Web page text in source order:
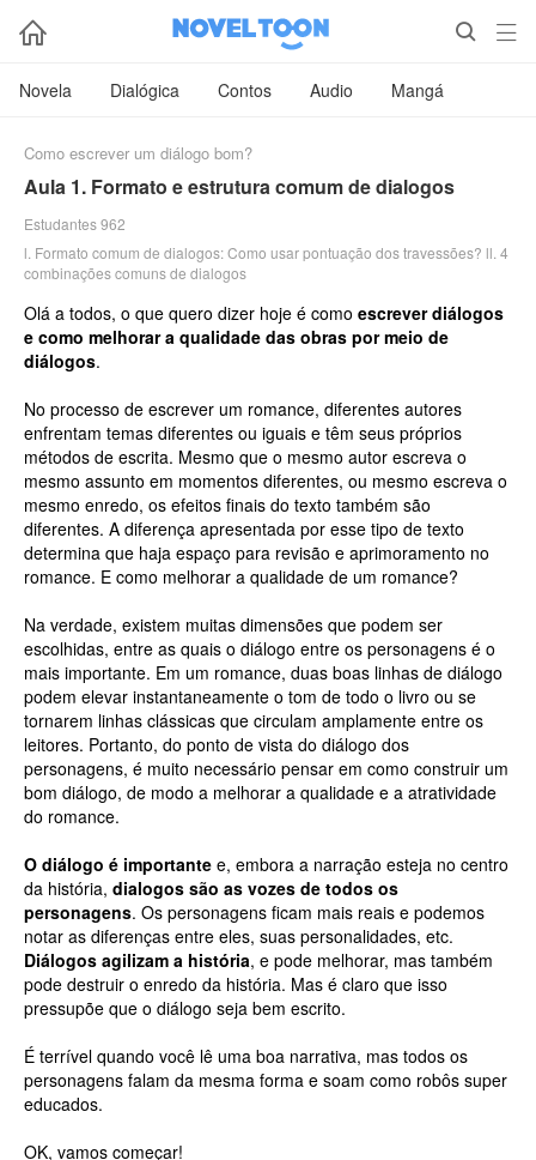
  
Novela Dialógica Contos Audio Mangá
Como escrever um diálogo bom?
Aula 1. Formato e estrutura comum de dialogos
Estudantes 962
l. Formato comum de dialogos: Como usar pontuação dos travessões? ll. 4
combinações comuns de dialogos
Olá a todos, o que quero dizer hoje é como escrever diálogos
e como melhorar a qualidade das obras por meio de
diálogos.
No processo de escrever um romance, diferentes autores
enfrentam temas diferentes ou iguais e têm seus próprios
métodos de escrita. Mesmo que o mesmo autor escreva o
mesmo assunto em momentos diferentes, ou mesmo escreva o
mesmo enredo, os efeitos finais do texto também são
diferentes. A diferença apresentada por esse tipo de texto
determina que haja espaço para revisão e aprimoramento no
romance. E como melhorar a qualidade de um romance?
Na verdade, existem muitas dimensões que podem ser
escolhidas, entre as quais o diálogo entre os personagens é o
mais importante. Em um romance, duas boas linhas de diálogo
podem elevar instantaneamente o tom de todo o livro ou se
tornarem linhas clássicas que circulam amplamente entre os
leitores. Portanto, do ponto de vista do diálogo dos
personagens, é muito necessário pensar em como construir um
bom diálogo, de modo a melhorar a qualidade e a atratividade
do romance.
O diálogo é importante e, embora a narração esteja no centro
da história, dialogos são as vozes de todos os
personagens. Os personagens ficam mais reais e podemos
notar as diferenças entre eles, suas personalidades, etc.
Diálogos agilizam a história, e pode melhorar, mas também
pode destruir o enredo da história. Mas é claro que isso
pressupõe que o diálogo seja bem escrito.
É terrível quando você lê uma boa narrativa, mas todos os
personagens falam da mesma forma e soam como robôs super
educados.
OK, vamos começar!